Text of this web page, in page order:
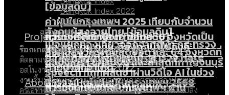
เมื่อแยกท่องเที่ยวออกจากกีฬา กระทรวง
ใหม่จะมีงบฯ ประมาณเท่าไร
ขยะของคน กทม. ที่ยังถูกนำไปทิ้งที่
ฉะเชิงเทรา นครปฐม และล่าสุดที่กาญจนบุรี
[ข้อมูลดิบ]
ความเกลียดชังที่ขายได้ : สำรวจ Hate
Speech ที่ถูกผลิตซ้ำผ่านวิดีโอ AI ในช่วง
ความขัดแย้งไทย-กัมพูชา
ค่าฝุ่นในกรุงเทพฯ 2025 เทียบกับจำนวน
ควันบุหรี่ที่เข้าปอด [ข้อมูลดิบ]
สำรวจเศรษฐกิจในกรุงเทพฯ ผ่าน
สำรวจสังคมผู้สูงอายุไทย : 6 จังหวัดเป็น
สังคมสูงวัยระดับสุดยอด และ 64 จังหวัดที่
ตายมากกว่าเกิด
สังคมผู้สูงอายุไทย [ข้อมูลดิบ]
สำรวจเหตุไฟไหม้ในกรุงเทพฯ 2568
Project
Bangkok Index
Bangkok Index 2022
DEMO Thailand
About Us
Bangkok Index 2022
DEMO Thailand
about us
ร็อกเกต มีเดีย แล็บคือแหล่งข้อมูลสาธารณะในการ
ติดตามประเด็นสังคม ทั้งเชิงปริมาณและคุณภาพ เพื่อต่อย
อดในงานข่าว
งานชิ้นนี้เผยแพร่ภายใต้สัญญาอนุญาตระหว่างประเทศ
ครีเอทีฟคอมมอนส์ แบบแสดงที่มา 4.0สามารถดัดแปลง